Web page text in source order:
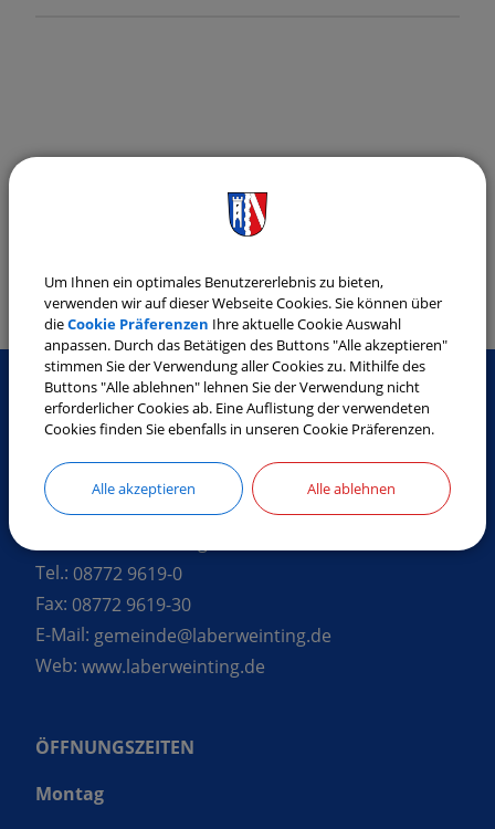
Bekanntmachung der eingereichten
am 08.03.2026
SO ERREICHEN SIE UNS
Gemeinde Laberweinting
Landshuter Straße 32
Tel.: 08772 9619-0
Fax: 08772 9619-30
E-Mail: gemeinde@laberweinting.de
Web: www.laberweinting.de
ÖFFNUNGSZEITEN
Montag
Um Ihnen ein optimales Benutzererlebnis zu bieten,
verwenden wir auf dieser Webseite Cookies. Sie können über
dieCookie Präferenzen Ihre aktuelle Cookie Auswahl
anpassen. Durch das Betätigen des Buttons "Alle akzeptieren"
stimmen Sie der Verwendung aller Cookies zu. Mithilfe des
Buttons "Alle ablehnen" lehnen Sie der Verwendung nicht
erforderlicher Cookies ab. Eine Auflistung der verwendeten
Cookies finden Sie ebenfalls in unseren Cookie Präferenzen.
Alle akzeptieren Alle ablehnen